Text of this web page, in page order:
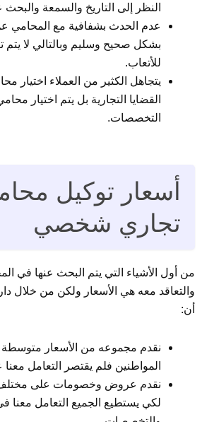
النظر إلى التاريخ والسمعة
عدم الحدث بشفافية مع المحامي عن
بشكل صحيح وسليم وبالتالي لا يتم
للأتعاب.
يتجاهل الكثير من العملاء
القضايا التجارية بل يتم اختيار
التخصصات.
أسعار توكيل
تجاري شخصي
من أول الأشياء التي يتم البحث عنها في
والتعاقد معه هي الأسعار ولكن من خلال
أن:
نقدم مجموعه من الأسعار متوسطة
المواطنين فلم يقتصر التعامل
نقدم عروض وخصومات على مختلف
لكي يستطيع الجميع التعامل معنا